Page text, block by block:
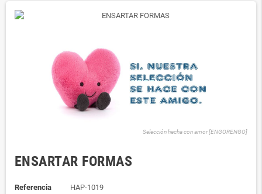
Selección hecha con amor [ENGORENGO]
ENSARTAR FORMAS
Referencia
HAP-1019